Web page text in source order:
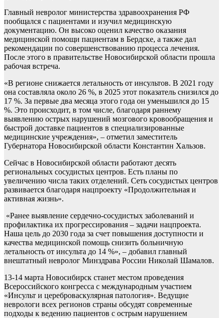
Главный невролог министерства здравоохранения РФ
пообщался с пациентами и изучил медицинскую
документацию. Он высоко оценил качество оказания
медицинской помощи пациентам в Бердске, а также дал
рекомендации по совершенствованию процесса лечения.
После этого в правительстве Новосибирской области прошла
рабочая встреча.
«В регионе снижается летальность от инсультов. В 2021 году
она составляла около 26 %, в 2025 этот показатель снизился до
17 %. За первые два месяца этого года он уменьшился до 15
%. Это происходит, в том числе, благодаря раннему
выявлению острых нарушений мозгового кровообращения и
быстрой доставке пациентов в специализированные
медицинские учреждения», – отметил заместитель
Губернатора Новосибирской области Константин Хальзов.
Сейчас в Новосибирской области работают десять
региональных сосудистых центров. Есть планы по
увеличению числа таких отделений. Сеть сосудистых центров
развивается благодаря нацпроекту «Продолжительная и
активная жизнь».
«Ранее выявление сердечно-сосудистых заболеваний и
профилактика их прогрессирования – задачи нацпроекта.
Наша цель до 2030 года за счет повышения доступности и
качества медицинской помощь снизить больничную
летальность от инсульта до 14 %», – добавил главный
внештатный невролог Минздрава России Николай Шамалов.
13-14 марта Новосибирск станет местом проведения
Всероссийского конгресса с международным участием
«Инсульт и цереброваскулярная патология». Ведущие
неврологи всех регионов страны обсудят современные
подходы к ведению пациентов с острым нарушением